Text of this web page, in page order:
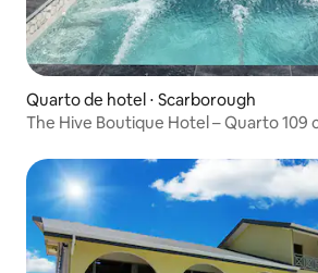
Quarto de hotel ⋅ Scarborough
The Hive Boutique Hotel – Quarto 109